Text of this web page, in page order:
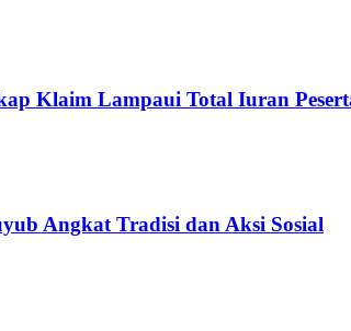
Klaim Lampaui Total Iuran
Angkat Tradisi dan Aksi Sosial